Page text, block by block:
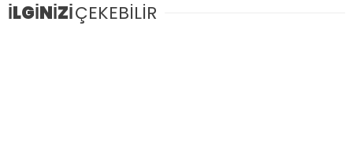
İLGİNİZİÇEKEBİLİR